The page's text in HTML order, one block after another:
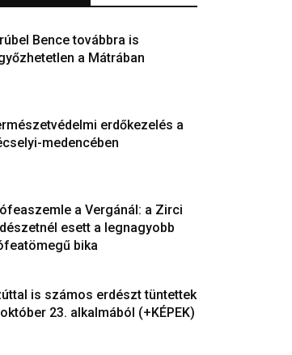
Bence továbbra is
a Mátrában
erdőkezelés a
medencében
a Vergánál: a Zirci
esett a legnagyobb
bika
is számos erdészt tüntettek
23. alkalmából (+KÉPEK)